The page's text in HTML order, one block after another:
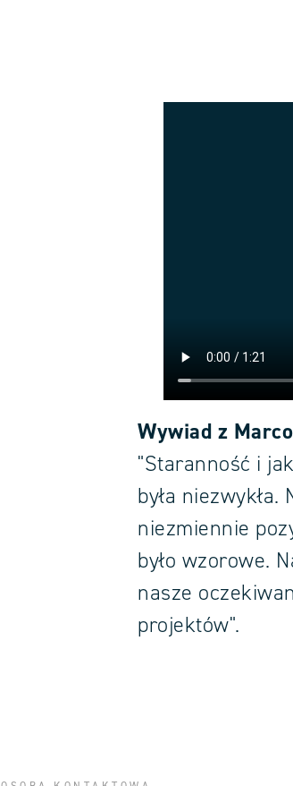
Wywiad z
"Staranność i
była
niezmiennie
było wzorowe.
nasze
projektów".